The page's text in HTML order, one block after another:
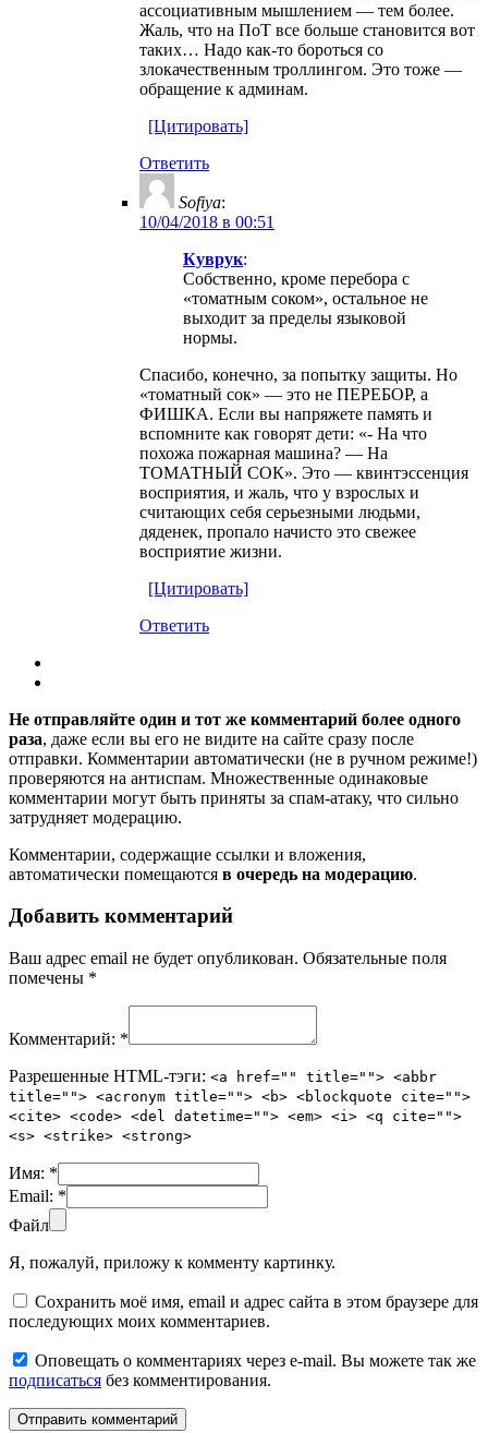
ассоциативным мышлением — тем более.
Жаль, что на ПоТ все больше становится вот
таких… Надо как-то бороться со
злокачественным троллингом. Это тоже —
обращение к админам.
[Цитировать]
Ответить
Sofiya:
10/04/2018 в 00:51
Куврук:
Собственно, кроме перебора с
«томатным соком», остальное не
выходит за пределы языковой
нормы.
Спасибо, конечно, за попытку защиты. Но
«томатный сок» — это не ПЕРЕБОР, а
ФИШКА. Если вы напряжете память и
вспомните как говорят дети: «- На что
похожа пожарная машина? — На
ТОМАТНЫЙ СОК». Это — квинтэссенция
восприятия, и жаль, что у взрослых и
считающих себя серьезными людьми,
дяденек, пропало начисто это свежее
восприятие жизни.
[Цитировать]
Ответить
Не отправляйте один и тот же комментарий более одного
раза, даже если вы его не видите на сайте сразу после
отправки. Комментарии автоматически (не в ручном режиме!)
проверяются на антиспам. Множественные одинаковые
комментарии могут быть приняты за спам-атаку, что сильно
затрудняет модерацию.
Комментарии, содержащие ссылки и вложения,
автоматически помещаются в очередь на модерацию.
Добавить комментарий
Ваш адрес email не будет опубликован. Обязательные поля
помечены *
Комментарий: *
Разрешенные HTML-тэги: <a href="" title=""> <abbr
title=""> <acronym title=""> <b> <blockquote cite="">
<cite> <code> <del datetime=""> <em> <i> <q cite="">
<s> <strike> <strong>
Имя: *
Email: *
Файл
Я, пожалуй, приложу к комменту картинку.
Сохранить моё имя, email и адрес сайта в этом браузере для
последующих моих комментариев.
Оповещать о комментариях через e-mail. Вы можете так же
подписаться без комментирования.